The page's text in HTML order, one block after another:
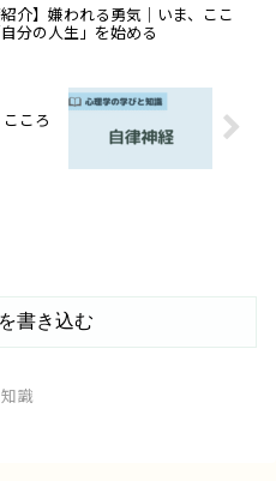
紹介】嫌われる勇気｜いま、ここ
分の人生」を始める
ころ
書き込む
識